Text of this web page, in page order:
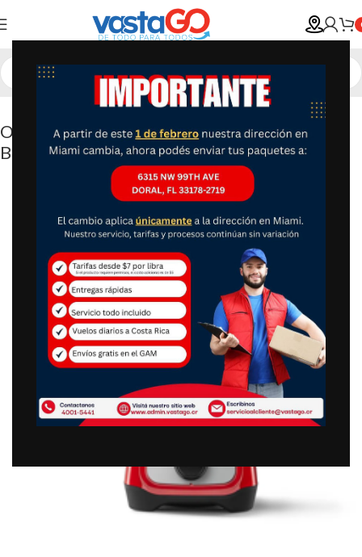
Oster Licuadora 2 Velocidades Tipo Perilla
BLSTKAG-RRD